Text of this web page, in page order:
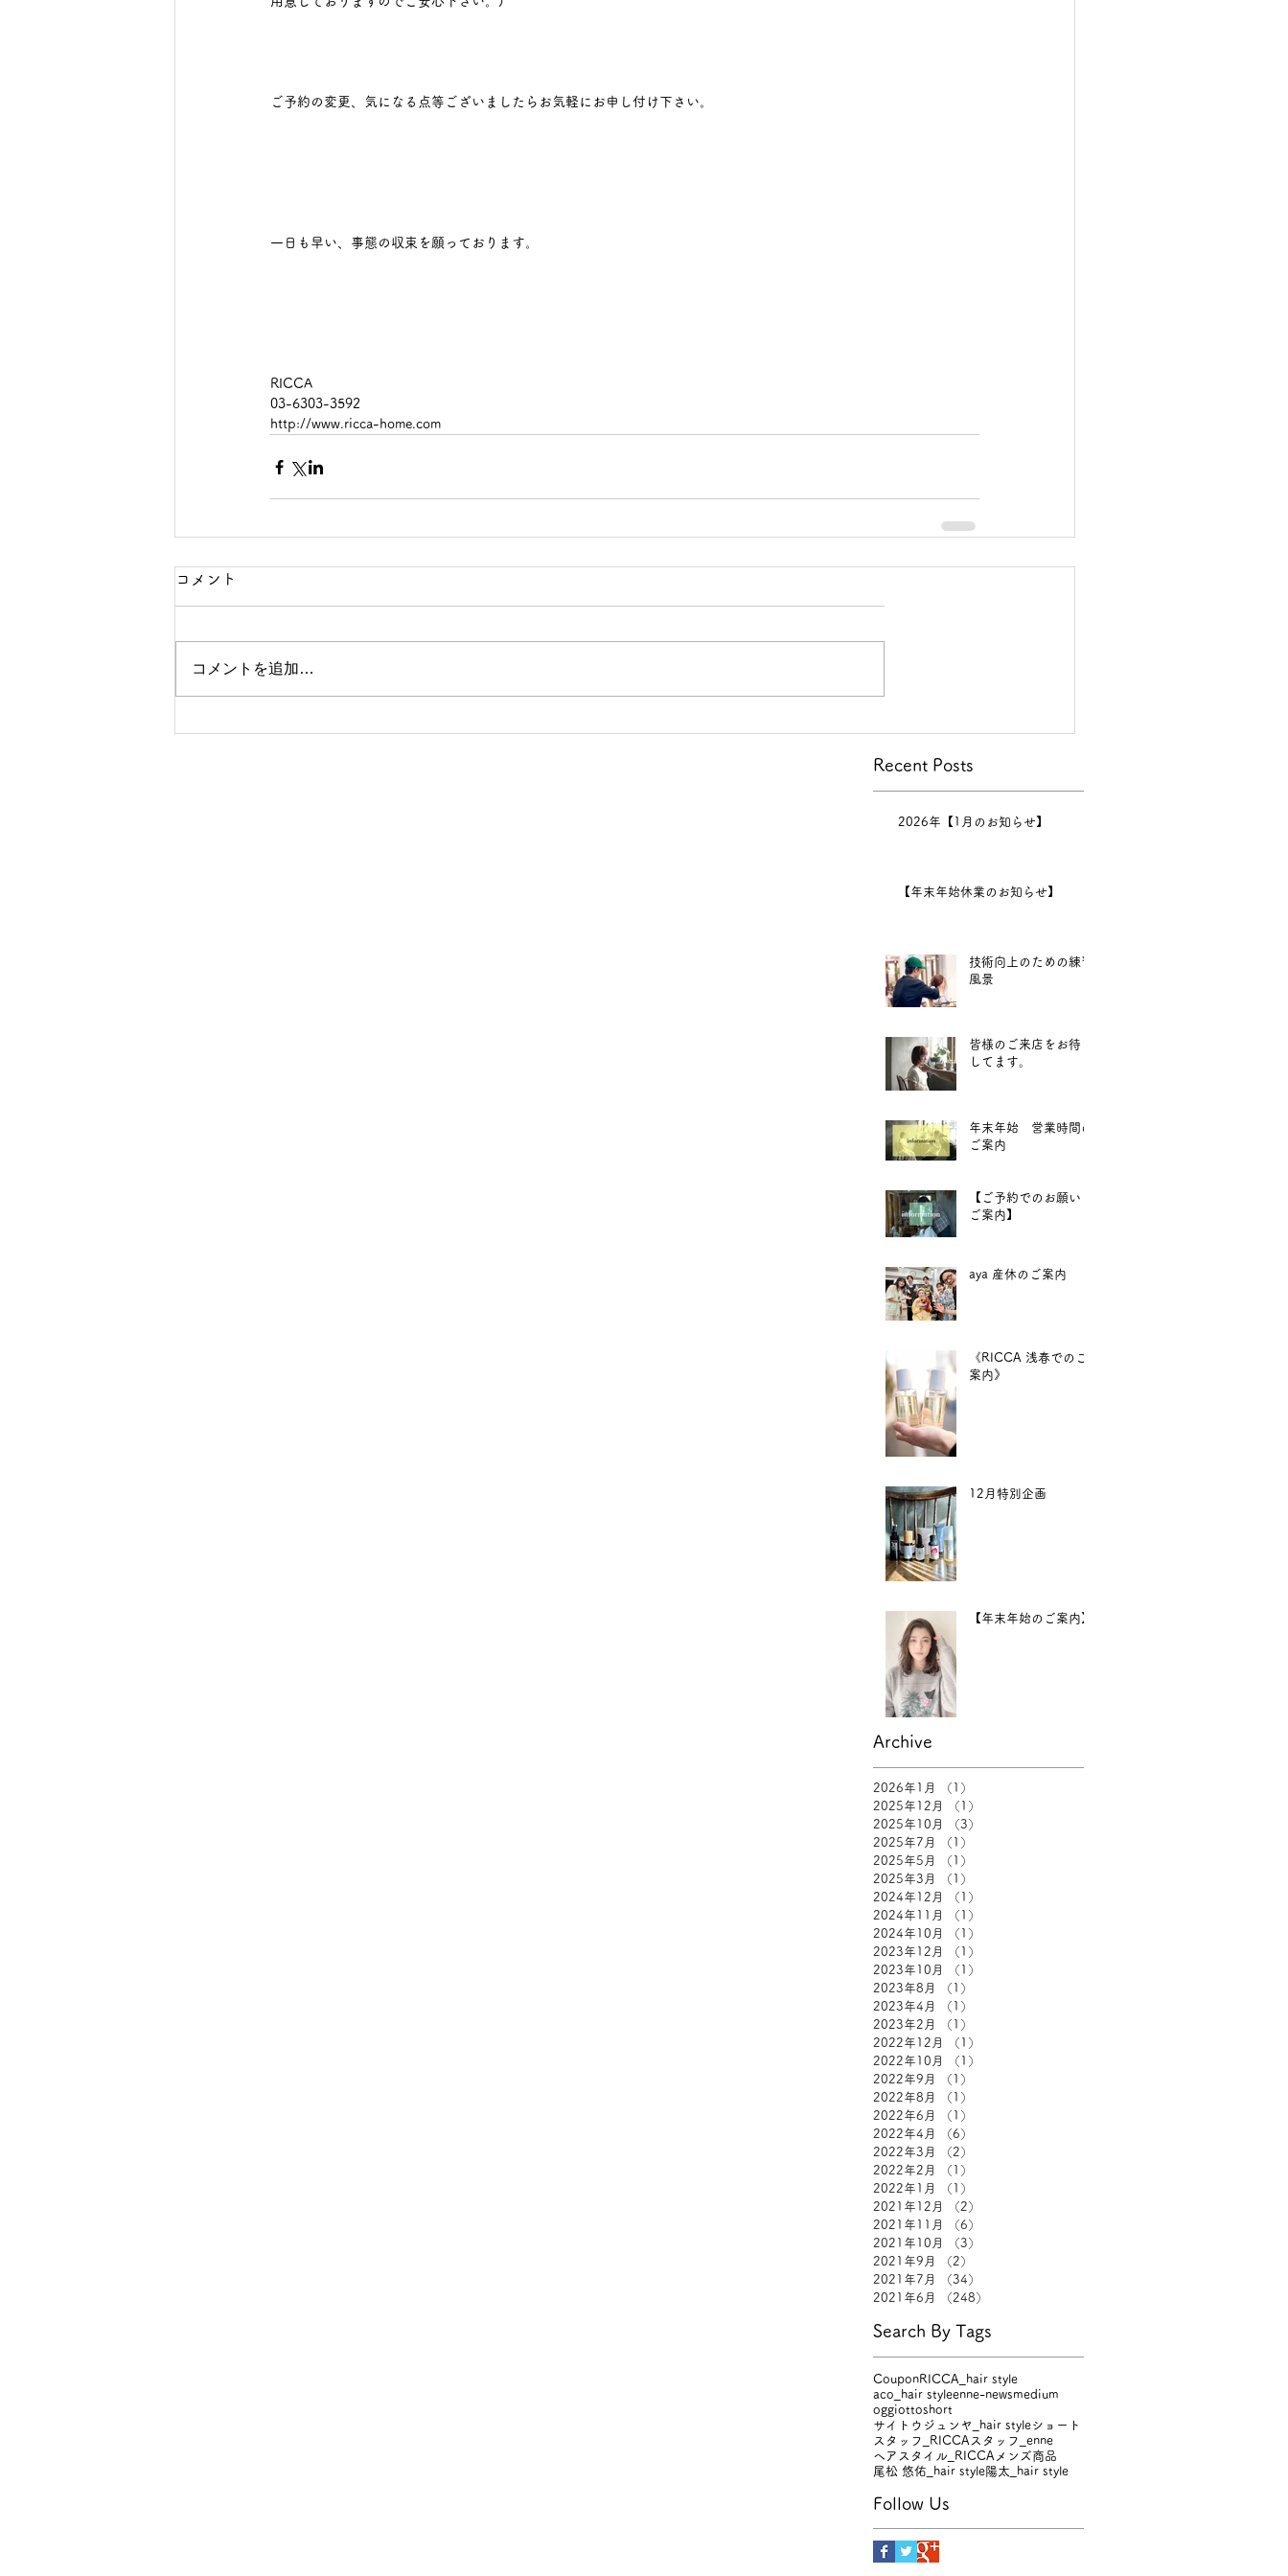
ご予約の変更、気になる点等ございましたらお気軽にお申し付け下さい。
一日も早い、事態の収束を願っております。
RICCA
03-6303-3592
http://www.ricca-home.com
コメント
コメントを追加…
Recent Posts
2026年【1月のお知らせ】
【年末年始休業のお知らせ】
技術向上のための練習
風景
皆様のご来店をお待ち
してます。
年末年始 営業時間の
ご案内
【ご予約でのお願いと
ご案内】
aya 産休のご案内
《RICCA 浅春でのご
案内》
12月特別企画
【年末年始のご案内】
Archive
2026年1月 （1）
2025年12月
（1）
2025年10月
（3）
2025年7月
（1）
2025年5月
（1）
2025年3月
（1）
2024年12月
（1）
2024年11月
（1）
2024年10月
（1）
2023年12月
（1）
2023年10月
（1）
2023年8月
（1）
2023年4月
（1）
2023年2月
（1）
2022年12月
（1）
2022年10月
（1）
2022年9月
（1）
2022年8月
（1）
2022年6月
（1）
2022年4月
（6）
2022年3月
（2）
2022年2月
（1）
2022年1月
（1）
2021年12月
（2）
2021年11月
（6）
2021年10月
（3）
2021年9月
（2）
2021年7月
（34）
2021年6月
（248）
Search By Tags
CouponRICCA_hair style
aco_hair styleenne-newsmedium
oggiottoshort
サイトウジュンヤ_hair styleショート
スタッフ_RICCA スタッフ_enne
ヘアスタイル_RICCA メンズ商品
尾松 悠佑_hair style陽太_hair style
Follow Us